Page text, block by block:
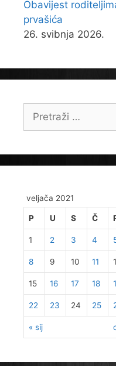
Obavijest
prvašića
26. svibnja 2026.
veljača 2021
P U S Č
« sij
1 2 3 4
8 9 10 11
15 16 17 18
22 23 24 25